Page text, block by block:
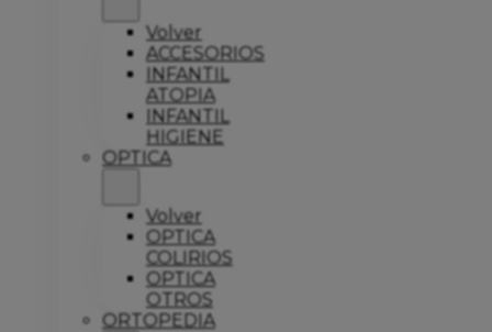
Volver
ACCESORIOS
INFANTIL
ATOPIA
INFANTIL
HIGIENE
OPTICA
Volver
OPTICA
COLIRIOS
OPTICA
OTROS
ORTOPEDIA